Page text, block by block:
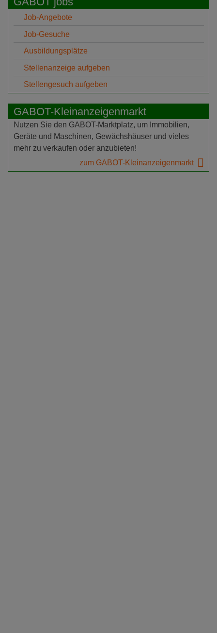
Job-Angebote
Job-Gesuche
Ausbildungsplätze
Stellenanzeige aufgeben
Stellengesuch aufgeben
GABOT-Kleinanzeigenmarkt
Nutzen Sie den GABOT-Marktplatz, um Immobilien,
Geräte und Maschinen, Gewächshäuser und vieles
mehr zu verkaufen oder anzubieten!
zum GABOT-Kleinanzeigenmarkt